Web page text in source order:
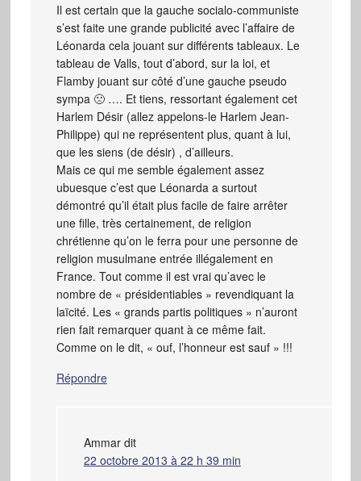
Il est certain que la gauche socialo-communiste
s’est faite une grande publicité avec l’affaire de
Léonarda cela jouant sur différents tableaux. Le
tableau de Valls, tout d’abord, sur la loi, et
Flamby jouant sur côté d’une gauche pseudo
sympa 🙁 …. Et tiens, ressortant également cet
Harlem Désir (allez appelons-le Harlem Jean-
Philippe) qui ne représentent plus, quant à lui,
que les siens (de désir) , d’ailleurs.
Mais ce qui me semble également assez
ubuesque c’est que Léonarda a surtout
démontré qu’il était plus facile de faire arrêter
une fille, très certainement, de religion
chrétienne qu’on le ferra pour une personne de
religion musulmane entrée illégalement en
France. Tout comme il est vrai qu’avec le
nombre de « présidentiables » revendiquant la
laïcité. Les « grands partis politiques » n’auront
rien fait remarquer quant à ce même fait.
Comme on le dit, « ouf, l’honneur est sauf » !!!
Répondre
Ammar dit
22 octobre 2013 à 22 h 39 min